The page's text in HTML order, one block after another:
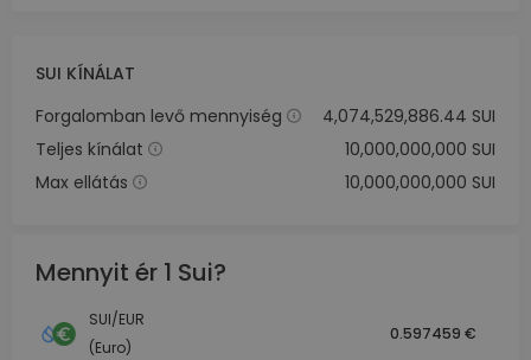
SUI KÍNÁLAT
Forgalomban levő mennyiség
4,074,529,886.44 SUI
Teljes kínálat
10,000,000,000 SUI
Max ellátás
10,000,000,000 SUI
Mennyit ér 1 Sui?
SUI/EUR
(Euro)
0.597459 €